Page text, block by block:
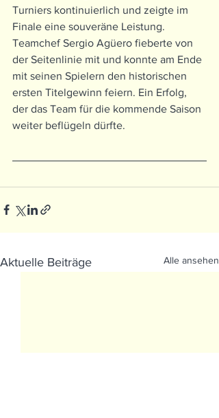
Turniers kontinuierlich und zeigte im
Finale eine souveräne Leistung.
Teamchef Sergio Agüero fieberte von
der Seitenlinie mit und konnte am Ende
mit seinen Spielern den historischen
ersten Titelgewinn feiern. Ein Erfolg,
der das Team für die kommende Saison
weiter beflügeln dürfte.
Aktuelle Beiträge Alle ansehen